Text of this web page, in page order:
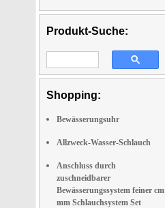
Produkt-Suche:
Shopping:
Bewässerungsuhr
Allzweck-Wasser-Schlauch
Anschluss durch
zuschneidbarer
Bewässerungssystem feiner cm
mm Schlauchsystem Set